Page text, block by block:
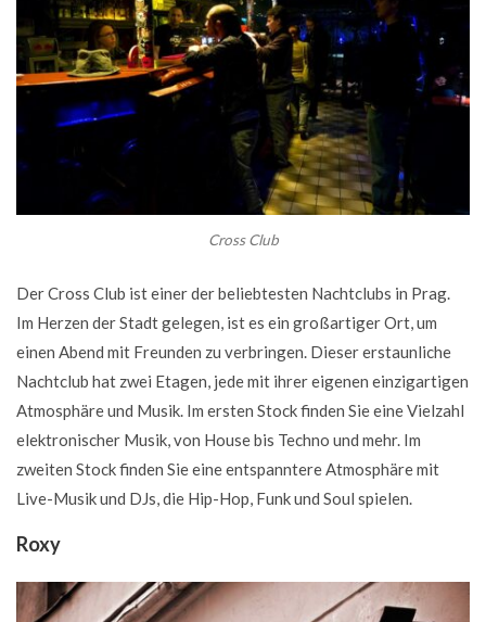
Cross Club
Der Cross Club ist einer der beliebtesten Nachtclubs in Prag.
Im Herzen der Stadt gelegen, ist es ein großartiger Ort, um
einen Abend mit Freunden zu verbringen. Dieser erstaunliche
Nachtclub hat zwei Etagen, jede mit ihrer eigenen einzigartigen
Atmosphäre und Musik. Im ersten Stock finden Sie eine Vielzahl
elektronischer Musik, von House bis Techno und mehr. Im
zweiten Stock finden Sie eine entspanntere Atmosphäre mit
Live-Musik und DJs, die Hip-Hop, Funk und Soul spielen.
Roxy